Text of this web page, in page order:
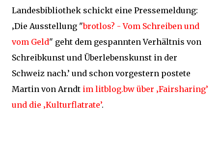
Landesbibliothek schickt eine Pressemeldung:
‚Die Ausstellung "brotlos? - Vom Schreiben und
vom Geld" geht dem gespannten Verhältnis von
Schreibkunst und Überlebenskunst in der
Schweiz nach.’ und schon vorgestern postete
Martin von Arndt im litblog.bw über ‚Fairsharing’
und die ‚Kulturflatrate’.